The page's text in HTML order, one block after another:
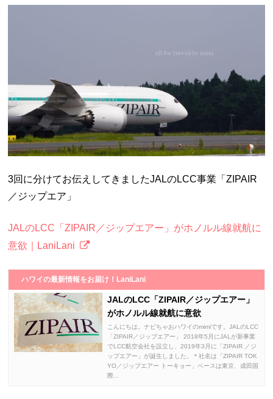
3回に分けてお伝えしてきましたJALのLCC事業「ZIPAIR
／ジップエア」
JALのLCC「ZIPAIR／ジップエアー」がホノルル線就航に
意欲｜LaniLani
ハワイの最新情報をお届け！LaniLani
JALのLCC「ZIPAIR／ジップエアー」
がホノルル線就航に意欲
こんにちは。ナビちゃおハワイのmimiです。JALのLCC
「ZIPAIR／ジップエアー」 2018年5月にJALが新事業
でLCC航空会社を設立し、2019年3月に「ZIPAIR ／ジ
ップエアー」が誕生しました。＊社名は「ZIPAIR TOK
YO／ジップエアー トーキョー」ベースは東京、成田国
際...